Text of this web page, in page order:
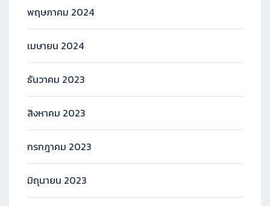
พฤษภาคม 2024
เมษายน 2024
ธันวาคม 2023
สิงหาคม 2023
กรกฎาคม 2023
มิถุนายน 2023